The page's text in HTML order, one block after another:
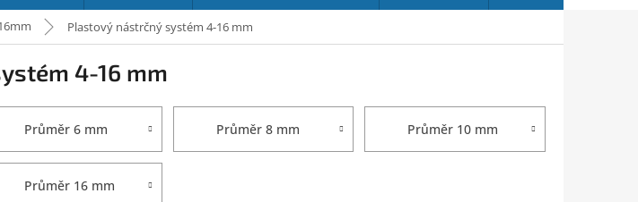
Plastový nástrčný systém 4-16 mm
4-16 mm
Průměr 6 mm Průměr 8 mm Průměr 10 mm
Průměr 16 mm